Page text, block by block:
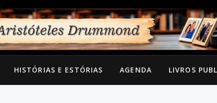
HISTÓRIAS E ESTÓRIAS AGENDA LIVROS